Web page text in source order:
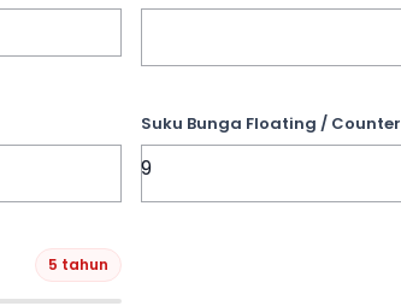
Suku Bunga Floating /
5 tahun